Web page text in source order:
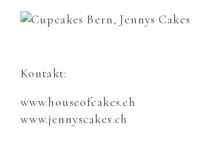
Kontakt:
www.houseofcakes.ch
www.jennyscakes.ch